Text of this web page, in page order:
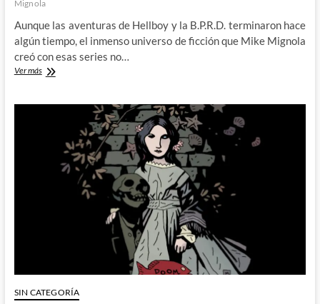
Mignola
Aunque las aventuras de Hellboy y la B.P.R.D. terminaron hace
algún tiempo, el inmenso universo de ficción que Mike Mignola
creó con esas series no…
Ver másMignola
Time
SIN CATEGORÍA